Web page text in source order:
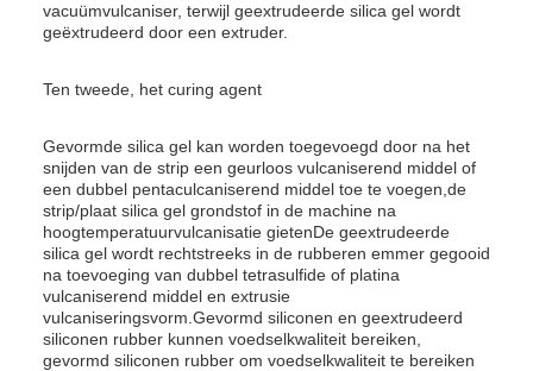
vacuümvulcaniser, terwijl geextrudeerde silica gel wordt
geëxtrudeerd door een extruder.
Ten tweede, het curing agent
Gevormde silica gel kan worden toegevoegd door na het
snijden van de strip een geurloos vulcaniserend middel of
een dubbel pentaculcaniserend middel toe te voegen,de
strip/plaat silica gel grondstof in de machine na
hoogtemperatuurvulcanisatie gietenDe geextrudeerde
silica gel wordt rechtstreeks in de rubberen emmer gegooid
na toevoeging van dubbel tetrasulfide of platina
vulcaniserend middel en extrusie
vulcaniseringsvorm.Gevormd siliconen en geextrudeerd
siliconen rubber kunnen voedselkwaliteit bereiken,
gevormd siliconen rubber om voedselkwaliteit te bereiken